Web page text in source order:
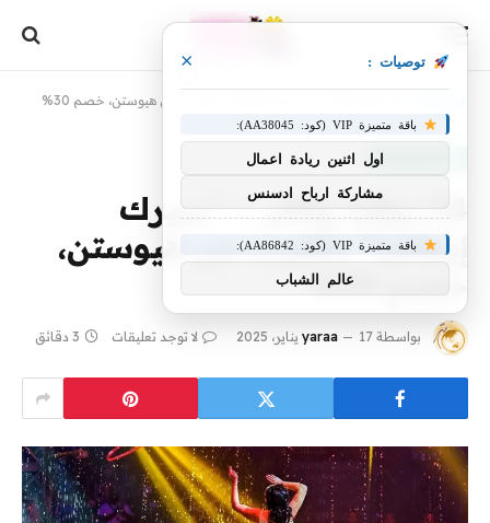
منتجات منوعة
24 دولارًا وأكثر – “سيرك
إيطاليا” بالقرب من هيوستن،
خصم 30%
بواسطة yaraa 17 يناير، 2025 لا توجد تعليقات 3 دقائق
توصيات : ×
باقة متميزة VIP (كود: AA38045):
اول اثنين ريادة اعمال
مشاركة ارباح ادسنس
باقة متميزة VIP (كود: AA86842):
عالم الشباب